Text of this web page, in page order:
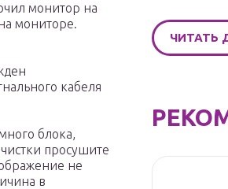
монитор на
мониторе.
кабеля
блока,
просушите
не
в
ЧИТАТЬ